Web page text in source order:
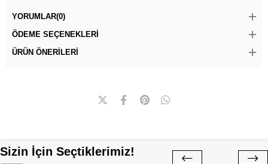
YORUMLAR(0)
ÖDEME SEÇENEKLERI
ÜRÜN ÖNERILERI
Sizin İçin Seçtiklerimiz!